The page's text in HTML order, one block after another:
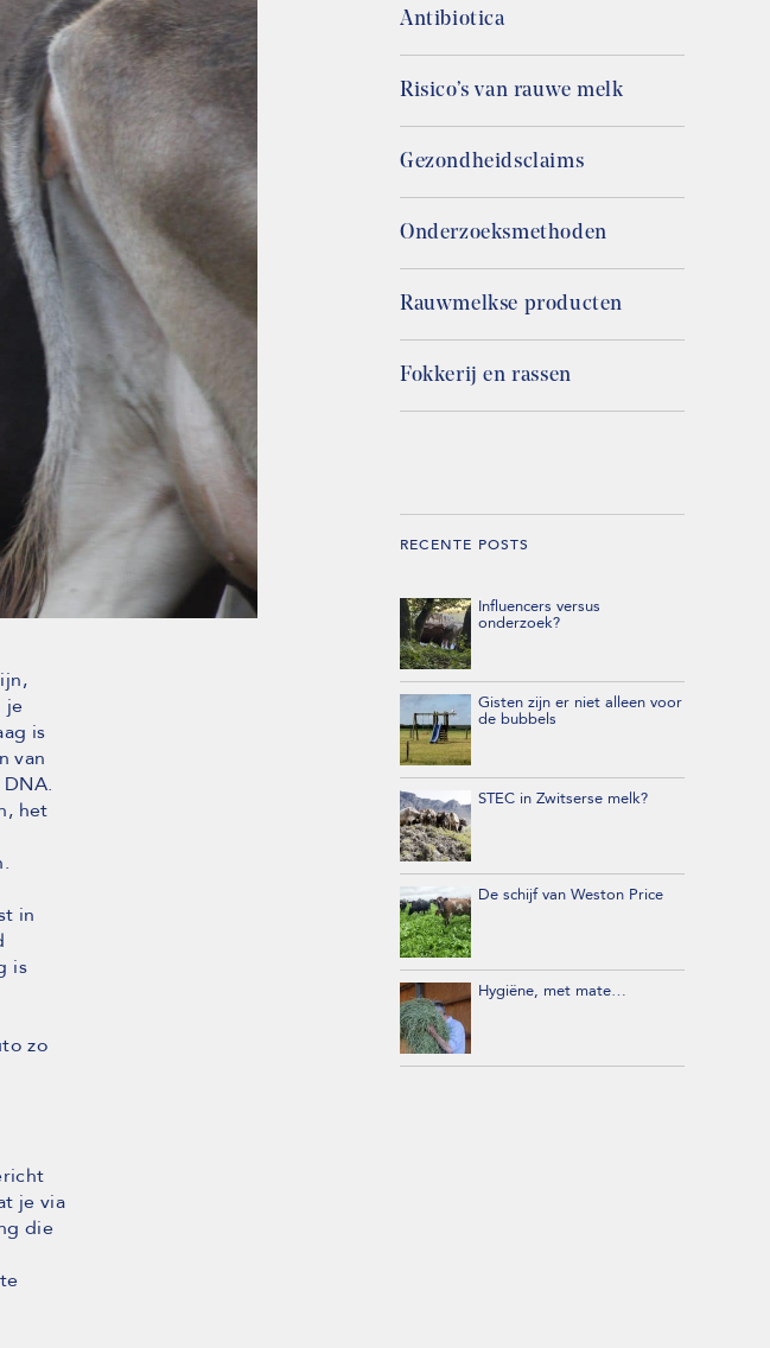
je
is
van
het
in
is
zo
je via
die
Antibiotica
Risico’s van rauwe melk
Gezondheidsclaims
Onderzoeksmethoden
Rauwmelkse producten
Fokkerij en rassen
RECENTE POSTS
Influencers versus
onderzoek?
Gisten zijn er niet alleen voor
de bubbels
STEC in Zwitserse melk?
De schijf van Weston Price
Hygiëne, met mate…